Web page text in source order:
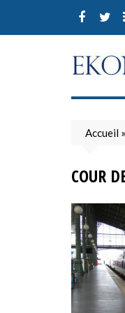
content
Accueil »
COUR